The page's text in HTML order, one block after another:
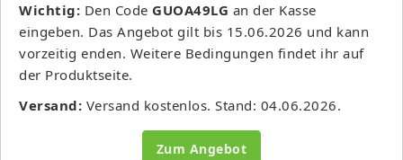
Wichtig: Den Code GUOA49LG an der Kasse
eingeben. Das Angebot gilt bis 15.06.2026 und kann
vorzeitig enden. Weitere Bedingungen findet ihr auf
der Produktseite.
Versand: Versand kostenlos. Stand: 04.06.2026.
Zum Angebot